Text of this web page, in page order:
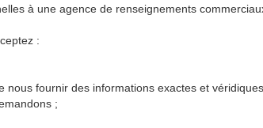
à une agence de renseignements
:
nous fournir des informations exactes et
;